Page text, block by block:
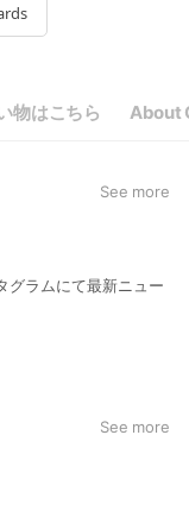
物はこちら About
See more
グラムにて最新ニュー
See more